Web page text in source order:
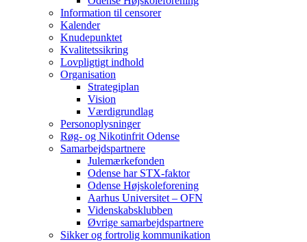
Information til censorer
Kalender
Knudepunktet
Kvalitetssikring
Lovpligtigt indhold
Organisation
Strategiplan
Vision
Værdigrundlag
Personoplysninger
Røg- og Nikotinfrit Odense
Samarbejdspartnere
Julemærkefonden
Odense har STX-faktor
Odense Højskoleforening
Aarhus Universitet – OFN
Videnskabsklubben
Øvrige samarbejdspartnere
Sikker og fortrolig kommunikation